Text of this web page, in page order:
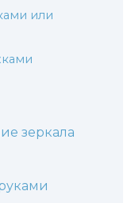
или
зеркала